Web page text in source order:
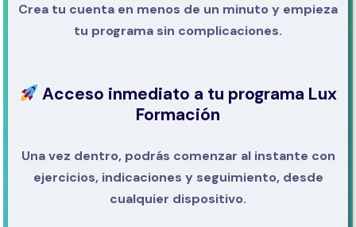
Crea tu cuenta en menos de un minuto y empieza
tu programa sin complicaciones.
Acceso inmediato a tu programa Lux
Formación
Una vez dentro, podrás comenzar al instante con
ejercicios, indicaciones y seguimiento, desde
cualquier dispositivo.